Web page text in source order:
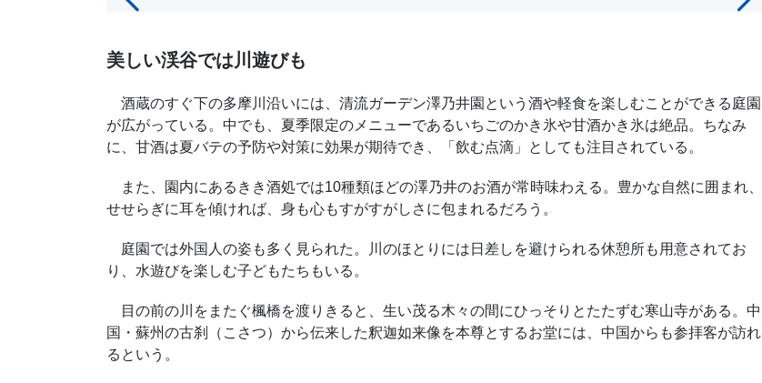
美しい渓谷では川遊びも
酒蔵のすぐ下の多摩川沿いには、清流ガーデン澤乃井園という酒や軽食を楽しむことができる庭園
が広がっている。中でも、夏季限定のメニューであるいちごのかき氷や甘酒かき氷は絶品。ちなみ
に、甘酒は夏バテの予防や対策に効果が期待でき、「飲む点滴」としても注目されている。
また、園内にあるきき酒処では10種類ほどの澤乃井のお酒が常時味わえる。豊かな自然に囲まれ、
せせらぎに耳を傾ければ、身も心もすがすがしさに包まれるだろう。
庭園では外国人の姿も多く見られた。川のほとりには日差しを避けられる休憩所も用意されてお
り、水遊びを楽しむ子どもたちもいる。
目の前の川をまたぐ楓橋を渡りきると、生い茂る木々の間にひっそりとたたずむ寒山寺がある。中
国・蘇州の古刹（こさつ）から伝来した釈迦如来像を本尊とするお堂には、中国からも参拝客が訪れ
るという。